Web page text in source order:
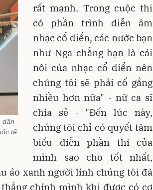
dân
tế
rất mạnh. Trong cuộc thi
có phần trình diễn âm
nhạc cổ điển, các nước bạn
như Nga chẳng hạn là cái
nôi của nhạc cổ điển nên
chúng tôi sẽ phải cố gắng
nhiều hơn nữa" - nữ ca sĩ
chia sẻ - "Đến lúc này,
chúng tôi chỉ có quyết tâm
biểu diễn phần thi của
mình sao cho tốt nhất,
áo xanh người lính chúng tôi đã
chính mình khi được có cơ